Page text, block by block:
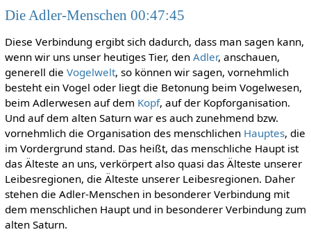
Die Adler-Menschen 00:47:45
Diese Verbindung ergibt sich dadurch, dass man sagen kann,
wenn wir uns unser heutiges Tier, den Adler, anschauen,
generell die Vogelwelt, so können wir sagen, vornehmlich
besteht ein Vogel oder liegt die Betonung beim Vogelwesen,
beim Adlerwesen auf dem Kopf, auf der Kopforganisation.
Und auf dem alten Saturn war es auch zunehmend bzw.
vornehmlich die Organisation des menschlichen Hauptes, die
im Vordergrund stand. Das heißt, das menschliche Haupt ist
das Älteste an uns, verkörpert also quasi das Älteste unserer
Leibesregionen, die Älteste unserer Leibesregionen. Daher
stehen die Adler-Menschen in besonderer Verbindung mit
dem menschlichen Haupt und in besonderer Verbindung zum
alten Saturn.